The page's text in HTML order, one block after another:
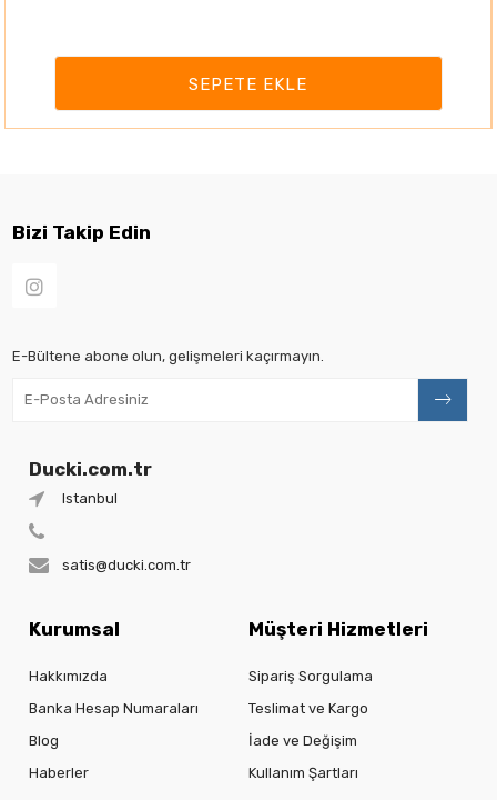
Ducki.com.tr
Istanbul
satis@ducki.com.tr
Kurumsal
Hakkımızda
Banka Hesap Numaraları
Blog
Haberler
Müşteri Hizmetleri
Sipariş Sorgulama
Teslimat ve Kargo
İade ve Değişim
Kullanım Şartları
Bizi Takip Edin
E-Bültene abone olun, gelişmeleri kaçırmayın.